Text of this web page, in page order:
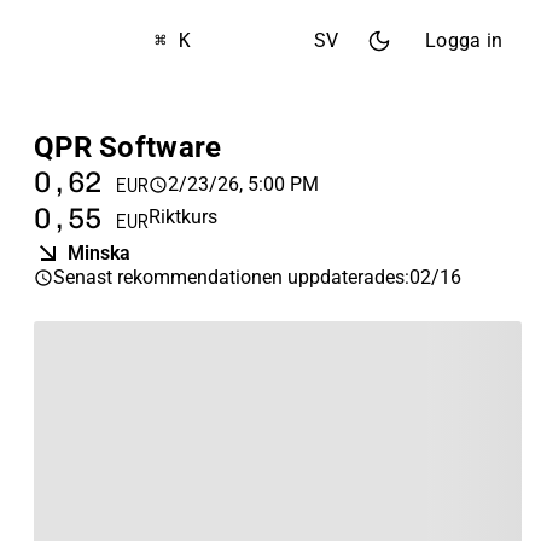
⌘ K SV Logga in
QPR Software
0,62 EUR 2/23/26, 5:00 PM
0,55 EURRiktkurs
Minska
Senast rekommendationen uppdaterades:02/16